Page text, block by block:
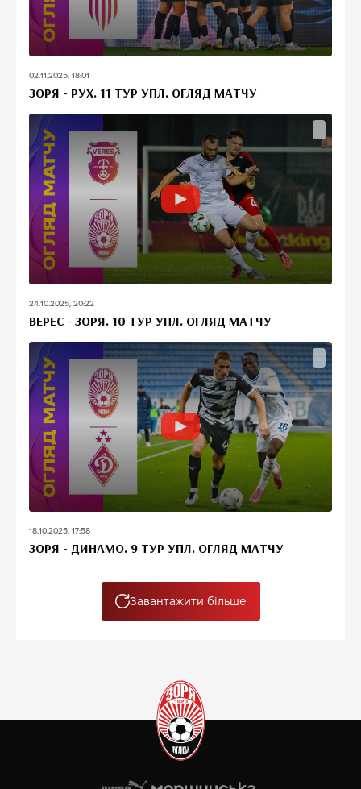
02.11.2025, 18:01
ЗОРЯ - РУХ. 11 ТУР УПЛ. ОГЛЯД МАТЧУ
24.10.2025, 20:22
ВЕРЕС - ЗОРЯ. 10 ТУР УПЛ. ОГЛЯД МАТЧУ
18.10.2025, 17:58
ЗОРЯ - ДИНАМО. 9 ТУР УПЛ. ОГЛЯД МАТЧУ
Завантажити більше